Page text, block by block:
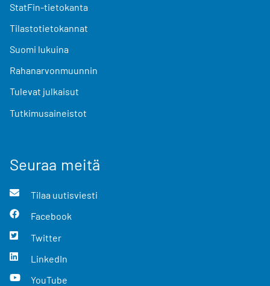
StatFin-tietokanta
Tilastotietokannat
Suomi lukuina
Rahanarvonmuunnin
Tulevat julkaisut
Tutkimusaineistot
Seuraa meitä
Tilaa uutisviesti
Facebook
Twitter
LinkedIn
YouTube